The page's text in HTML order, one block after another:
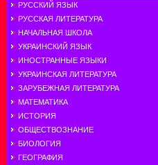
РУССКИЙ ЯЗЫК
РУССКАЯ ЛИТЕРАТУРА
НАЧАЛЬНАЯ ШКОЛА
УКРАИНСКИЙ ЯЗЫК
ИНОСТРАННЫЕ ЯЗЫКИ
УКРАИНСКАЯ ЛИТЕРАТУРА
ЗАРУБЕЖНАЯ ЛИТЕРАТУРА
МАТЕМАТИКА
ИСТОРИЯ
ОБЩЕСТВОЗНАНИЕ
БИОЛОГИЯ
ГЕОГРАФИЯ